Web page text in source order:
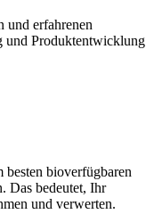
und erfahrenen
und Produktentwicklung
bioverfügbaren
Das bedeutet, Ihr
und verwerten.